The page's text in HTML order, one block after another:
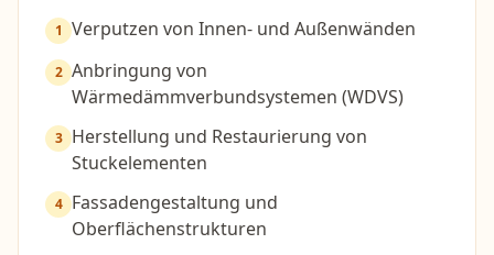
1 Verputzen von Innen- und Außenwänden
2 Anbringung von
Wärmedämmverbundsystemen (WDVS)
3 Herstellung und Restaurierung von
Stuckelementen
4 Fassadengestaltung und
Oberflächenstrukturen